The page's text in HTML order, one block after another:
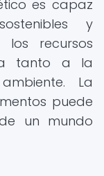
es capaz
y
recursos
tanto a la
La
puede
un mundo